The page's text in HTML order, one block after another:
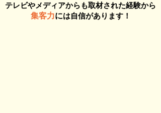
​テレビやメディアからも取材された経験から
集客力には自信があります！